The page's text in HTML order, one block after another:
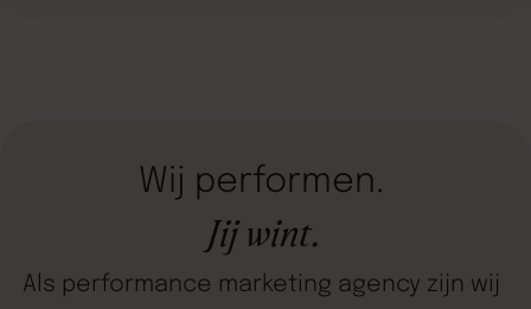
Wij performen.
Jij wint.
Als performance marketing agency zijn wij